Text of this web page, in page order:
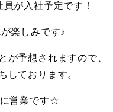
が入社予定です！
楽しみです♪
が予想されますので、
しております。
営業です☆